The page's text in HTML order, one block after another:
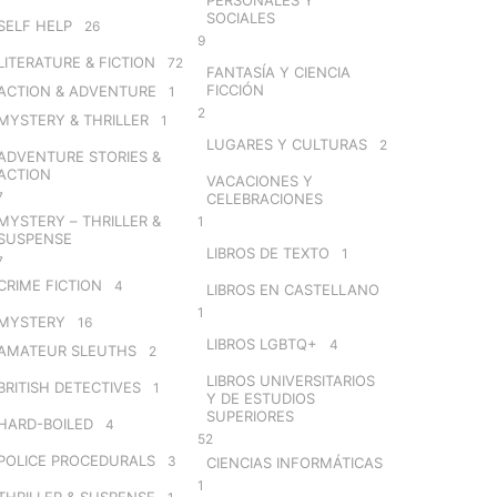
HELP 26
& FICTION 72
& ADVENTURE 1
& THRILLER 1
STORIES &
– THRILLER &
FICTION 4
16
SLEUTHS 2
DETECTIVES 1
BOILED 4
PROCEDURALS 3
SOCIALES
9
FANTASÍA Y CIENCIA
FICCIÓN
2
LUGARES Y CULTURAS 2
VACACIONES Y
CELEBRACIONES
1
LIBROS DE TEXTO 1
LIBROS EN CASTELLANO
1
LIBROS LGBTQ+ 4
LIBROS UNIVERSITARIOS
Y DE ESTUDIOS
SUPERIORES
52
CIENCIAS INFORMÁTICAS
1